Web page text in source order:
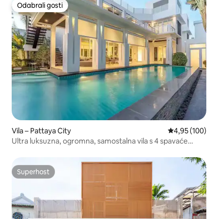
Odabrali gosti
Odabrali gosti
Vila – Pattaya City Prosječna
4,95 (100)
Ultra luksuzna, ogromna, samostalna vila s 4 spavaće
Pattayi Q2 (sve 4 spavaće sobe imaju privatne WC-e i
kupaonice)
Superhost
Superhost